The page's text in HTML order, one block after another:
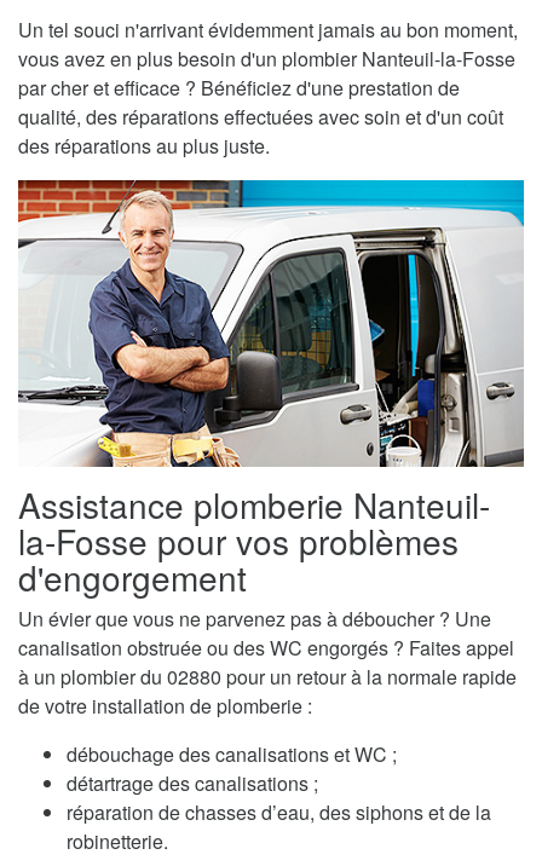
Un tel souci n'arrivant évidemment jamais au bon moment,
vous avez en plus besoin d'un plombier Nanteuil-la-Fosse
par cher et efficace ? Bénéficiez d'une prestation de
qualité, des réparations effectuées avec soin et d'un coût
des réparations au plus juste.
Assistance plomberie Nanteuil-
la-Fosse pour vos problèmes
d'engorgement
Un évier que vous ne parvenez pas à déboucher ? Une
canalisation obstruée ou des WC engorgés ? Faites appel
à un plombier du 02880 pour un retour à la normale rapide
de votre installation de plomberie :
débouchage des canalisations et WC ;
détartrage des canalisations ;
réparation de chasses d’eau, des siphons et de la
robinetterie.